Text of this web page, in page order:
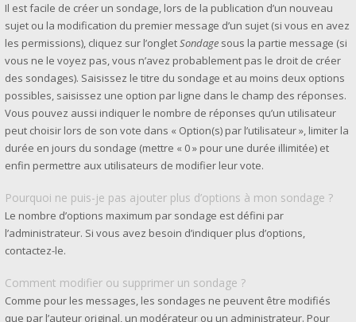
Il est facile de créer un sondage, lors de la publication d’un nouveau
sujet ou la modification du premier message d’un sujet (si vous en avez
les permissions), cliquez sur l’ongletSondage sous la partie message (si
vous ne le voyez pas, vous n’avez probablement pas le droit de créer
des sondages). Saisissez le titre du sondage et au moins deux options
possibles, saisissez une option par ligne dans le champ des réponses.
Vous pouvez aussi indiquer le nombre de réponses qu’un utilisateur
peut choisir lors de son vote dans « Option(s) par l’utilisateur », limiter la
durée en jours du sondage (mettre « 0 » pour une durée illimitée) et
enfin permettre aux utilisateurs de modifier leur vote.
Pourquoi ne puis-je pas ajouter plus d’options à mon sondage ?
Le nombre d’options maximum par sondage est défini par
l’administrateur. Si vous avez besoin d’indiquer plus d’options,
contactez-le.
Comment modifier ou supprimer un sondage ?
Comme pour les messages, les sondages ne peuvent être modifiés
que par l’auteur original, un modérateur ou un administrateur. Pour